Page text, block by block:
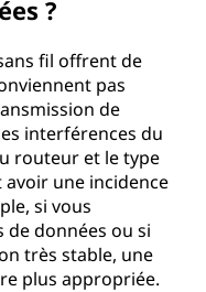
?
fil offrent de
pas
de
interférences du
routeur et le type
une incidence
si vous
données ou si
très stable, une
plus appropriée.